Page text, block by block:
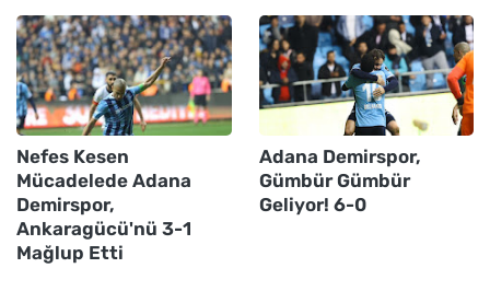
Nefes Kesen
Mücadelede Adana
Demirspor,
Ankaragücü'nü 3-1
Mağlup Etti
Adana Demirspor,
Gümbür Gümbür
Geliyor! 6-0